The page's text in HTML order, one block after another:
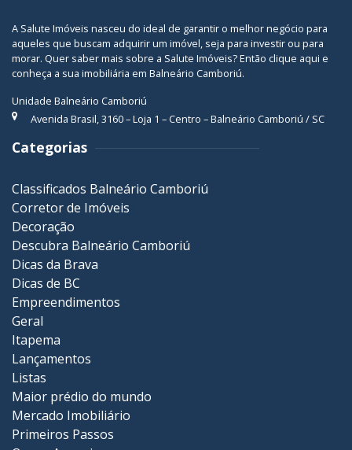
A Salute Imóveis nasceu do ideal de garantir o melhor negócio para
aqueles que buscam adquirir um imóvel, seja para investir ou para
morar. Quer saber mais sobre a Salute Imóveis? Então clique aqui e
conheça a sua imobiliária em Balneário Camboriú.
Unidade Balneário Camboriú
Avenida Brasil, 3160 – Loja 1 – Centro – Balneário Camboriú / SC
Categorias
Classificados Balneário Camboriú
Corretor de Imóveis
Decoração
Descubra Balneário Camboriú
Dicas da Brava
Dicas de BC
Empreendimentos
Geral
Itapema
Lançamentos
Listas
Maior prédio do mundo
Mercado Imobiliário
Primeiros Passos